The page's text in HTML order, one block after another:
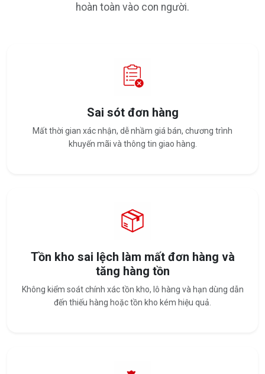
hoàn toàn vào con người.
Sai sót đơn hàng
Mất thời gian xác nhận, dễ nhầm giá bán, chương trình
khuyến mãi và thông tin giao hàng.
Tồn kho sai lệch làm mất đơn hàng và
tăng hàng tồn
Không kiểm soát chính xác tồn kho, lô hàng và hạn dùng dẫn
đến thiếu hàng hoặc tồn kho kém hiệu quả.